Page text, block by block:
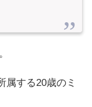
属する20歳のミ